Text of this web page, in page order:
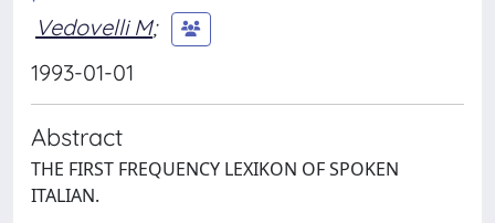
Vedovelli M;
1993-01-01
Abstract
THE FIRST FREQUENCY LEXIKON OF SPOKEN
ITALIAN.